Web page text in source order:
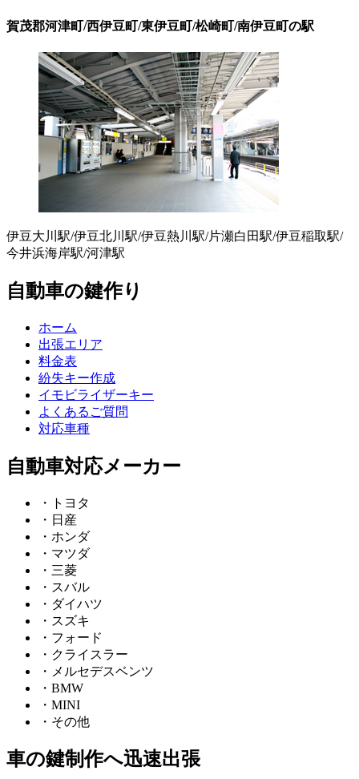
賀茂郡河津町/西伊豆町/東伊豆町/松崎町/南伊豆町の駅
伊豆大川駅/伊豆北川駅/伊豆熱川駅/片瀬白田駅/伊豆稲取駅/
今井浜海岸駅/河津駅
自動車の鍵作り
ホーム
出張エリア
料金表
紛失キー作成
イモビライザーキー
よくあるご質問
対応車種
自動車対応メーカー
・トヨタ
・日産
・ホンダ
・マツダ
・三菱
・スバル
・ダイハツ
・スズキ
・フォード
・クライスラー
・メルセデスベンツ
・BMW
・MINI
・その他
車の鍵制作へ迅速出張